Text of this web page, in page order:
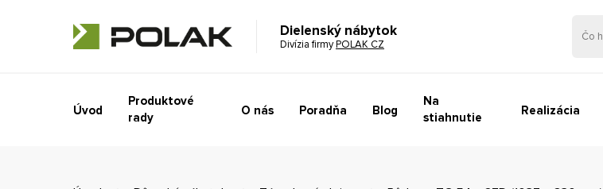
Dielenský nábytok
Divízia firmyPOLAK CZ
Úvod
Produktové
rady
O nás Poradňa Blog
Na
stiahnutie
Realizácia